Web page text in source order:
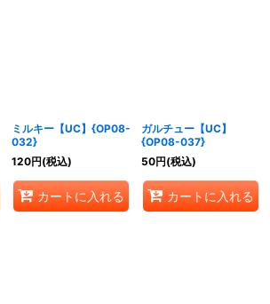
ミルキー【UC】{OP08-
032}
120円(税込)
カートに入れる
ガルチュー【UC】
{OP08-037}
50円(税込)
カートに入れる